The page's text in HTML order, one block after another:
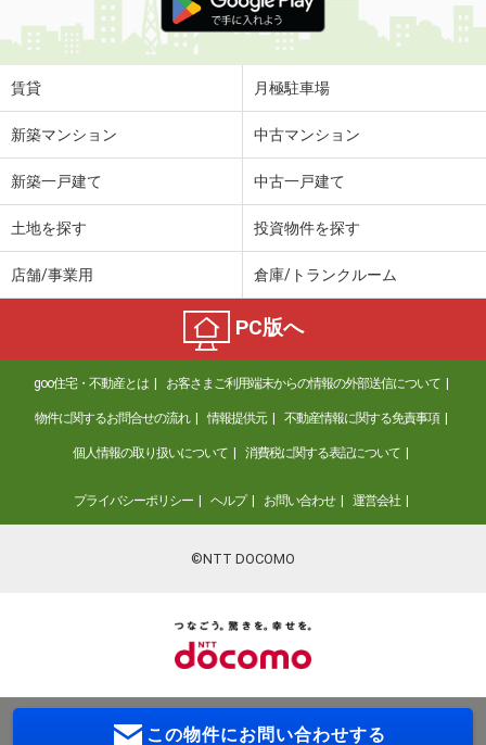
賃貸 月極駐車場
新築マンション 中古マンション
新築一戸建て 中古一戸建て
土地を探す 投資物件を探す
店舗/事業用 倉庫/トランクルーム
PC版へ
goo住宅・不動産とは お客さまご利用端末からの情報の外部送信について
物件に関するお問合せの流れ 情報提供元 不動産情報に関する免責事項
個人情報の取り扱いについて 消費税に関する表記について
プライバシーポリシー ヘルプ お問い合わせ 運営会社
©NTT DOCOMO
この物件にお問い合わせする